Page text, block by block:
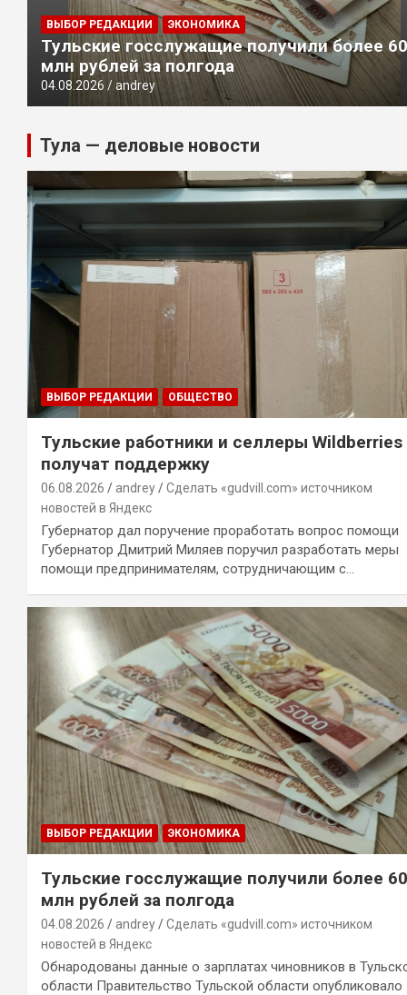
ВЫБОР РЕДАКЦИИ ЭКОНОМИКА
Тульские госслужащие получили более
млн рублей за полгода
04.08.2026 andrey
Тула — деловые новости
ВЫБОР РЕДАКЦИИ ОБЩЕСТВО
Тульские работники и селлеры Wildberries
получат поддержку
06.08.2026 andrey
Сделать «gudvill.com» источником
новостей в Яндекс
Губернатор дал поручение проработать вопрос помощи
Губернатор Дмитрий Миляев поручил разработать меры
помощи предпринимателям, сотрудничающим с…
ВЫБОР РЕДАКЦИИ ЭКОНОМИКА
Тульские госслужащие получили более
млн рублей за полгода
04.08.2026 andrey
Сделать «gudvill.com» источником
новостей в Яндекс
Обнародованы данные о зарплатах чиновников в
области Правительство Тульской области опубликовало